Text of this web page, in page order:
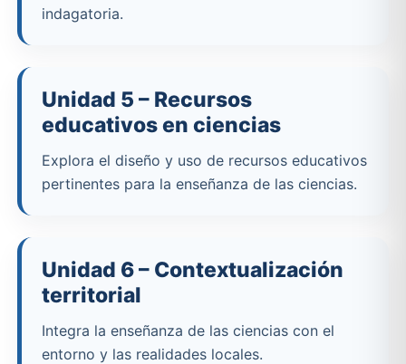
indagatoria.
Unidad 5 – Recursos
educativos en ciencias
Explora el diseño y uso de recursos educativos
pertinentes para la enseñanza de las ciencias.
Unidad 6 – Contextualización
territorial
Integra la enseñanza de las ciencias con el
entorno y las realidades locales.